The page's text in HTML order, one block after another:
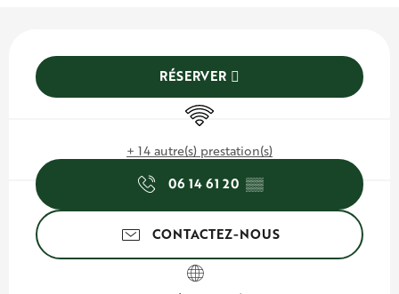
Ouverture et coordonnées
RÉSERVER
WiFi
+ 14 autre(s) prestation(s)
06 14 61 20 ▒▒
CONTACTEZ-NOUS